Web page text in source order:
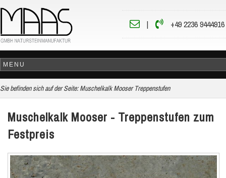
| +49 2236 9444916
Sie befinden sich auf der Seite: Muschelkalk Mooser Treppenstufen
Muschelkalk Mooser - Treppenstufen zum
Festpreis